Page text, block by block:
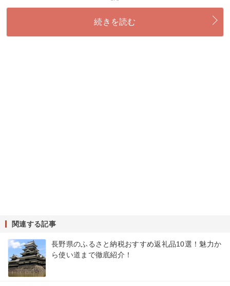
続きを読む
関連する記事
長野県のふるさと納税おすすめ返礼品10選！魅力か
ら使い道まで徹底紹介！